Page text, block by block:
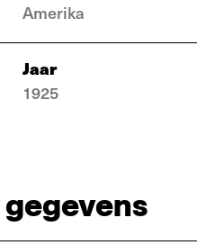
Amerika
Jaar
1925